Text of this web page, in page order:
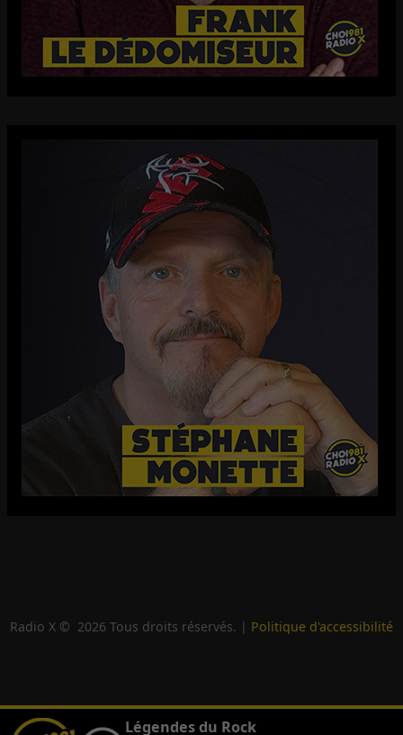
Radio X © 2026 Tous droits réservés. | Politique d'accessibilité
Légendes du Rock